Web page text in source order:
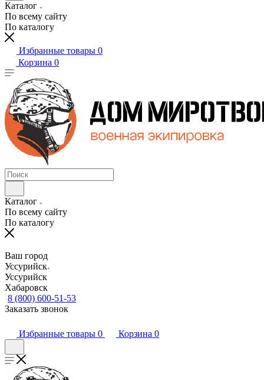
Каталог
По всему сайту
По каталогу
Избранные товары 0
Корзина 0
Каталог
По всему сайту
По каталогу
Ваш город
Уссурийск
Уссурийск
Хабаровск
8 (800) 600-51-53
Заказать звонок
Избранные товары 0 Корзина 0